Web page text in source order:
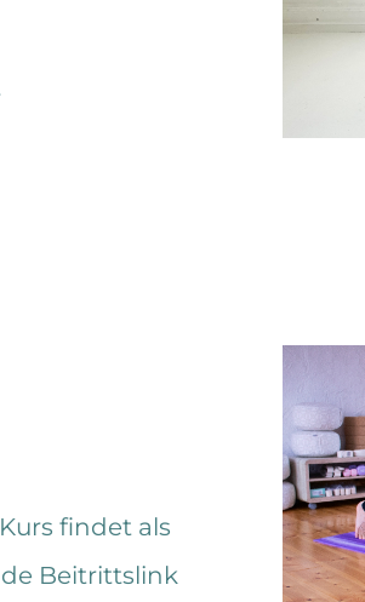
findet als
Beitrittslink